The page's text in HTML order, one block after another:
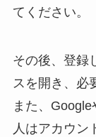
てください。
その後、登録
スを開き、必
また、
人はアカウン